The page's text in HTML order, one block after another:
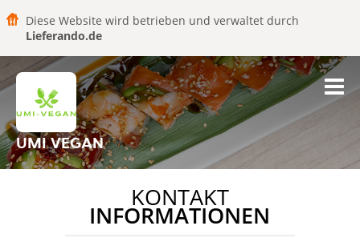
Diese Website wird betrieben und verwaltet durch
Lieferando.de
UMI VEGAN
KONTAKT
INFORMATIONEN